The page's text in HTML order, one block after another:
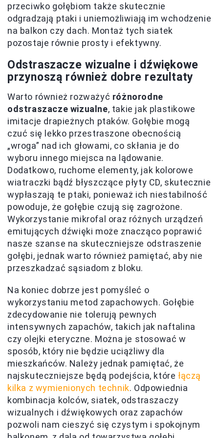
przeciwko gołębiom także skutecznie
odgradzają ptaki i uniemożliwiają im wchodzenie
na balkon czy dach. Montaż tych siatek
pozostaje równie prosty i efektywny.
Odstraszacze wizualne i dźwiękowe
przynoszą również dobre rezultaty
Warto również rozważyć różnorodne
odstraszacze wizualne, takie jak plastikowe
imitacje drapieżnych ptaków. Gołębie mogą
czuć się lekko przestraszone obecnością
„wroga” nad ich głowami, co skłania je do
wyboru innego miejsca na lądowanie.
Dodatkowo, ruchome elementy, jak kolorowe
wiatraczki bądź błyszczące płyty CD, skutecznie
wypłaszają te ptaki, ponieważ ich niestabilność
powoduje, że gołębie czują się zagrożone.
Wykorzystanie mikrofal oraz różnych urządzeń
emitujących dźwięki może znacząco poprawić
nasze szanse na skuteczniejsze odstraszenie
gołębi, jednak warto również pamiętać, aby nie
przeszkadzać sąsiadom z bloku.
Na koniec dobrze jest pomyśleć o
wykorzystaniu metod zapachowych. Gołębie
zdecydowanie nie tolerują pewnych
intensywnych zapachów, takich jak naftalina
czy olejki eteryczne. Można je stosować w
sposób, który nie będzie uciążliwy dla
mieszkańców. Należy jednak pamiętać, że
najskuteczniejsze będą podejścia, którełączą
kilka z wymienionych technik. Odpowiednia
kombinacja kolców, siatek, odstraszaczy
wizualnych i dźwiękowych oraz zapachów
pozwoli nam cieszyć się czystym i spokojnym